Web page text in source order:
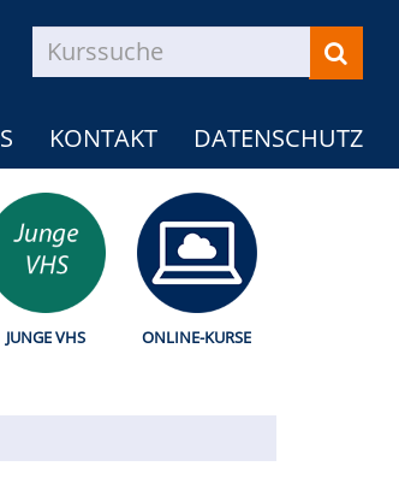
KONTAKT DATENSCHUTZ
JUNGE VHS ONLINE-KURSE